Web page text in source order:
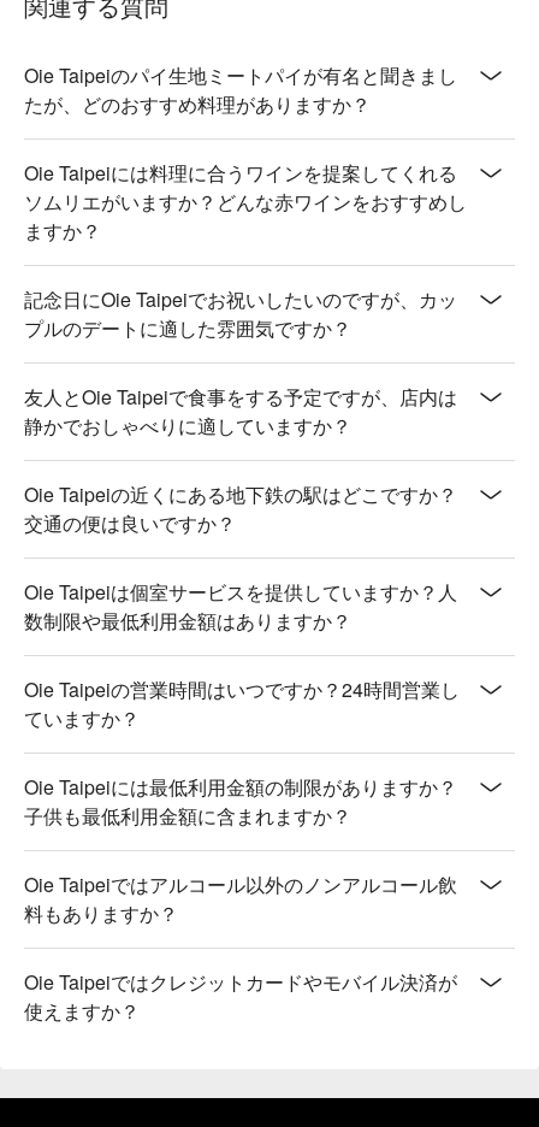
【經典調酒】層次豐富，清新解渴
💡 未成年請勿飲酒；禁止酒駕
Oie Taipeiのパイ生地ミートパイが有名と聞きまし
たが、どのおすすめ料理がありますか？
Oie Taipeiには料理に合うワインを提案してくれる
ソムリエがいますか？どんな赤ワインをおすすめし
ますか？
記念日にOie Taipeiでお祝いしたいのですが、カッ
プルのデートに適した雰囲気ですか？
友人とOie Taipeiで食事をする予定ですが、店内は
静かでおしゃべりに適していますか？
Oie Taipeiの近くにある地下鉄の駅はどこですか？
交通の便は良いですか？
Oie Taipeiは個室サービスを提供していますか？人
数制限や最低利用金額はありますか？
Oie Taipeiの営業時間はいつですか？24時間営業し
ていますか？
Oie Taipeiには最低利用金額の制限がありますか？
子供も最低利用金額に含まれますか？
Oie Taipeiではアルコール以外のノンアルコール飲
料もありますか？
Oie Taipeiではクレジットカードやモバイル決済が
使えますか？